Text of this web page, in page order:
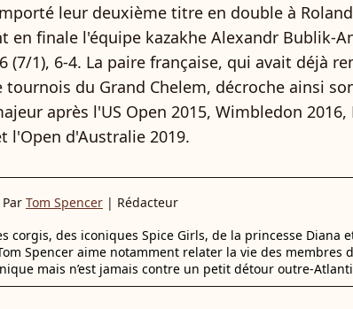
leur deuxième titre en double à
en finale l'équipe kazakhe Alexandr Bublik-
(7/1), 6-4. La paire française, qui avait déjà
tournois du Grand Chelem, décroche ainsi
après l'US Open 2015, Wimbledon 2016,
l'Open d'Australie 2019.
Par Tom Spencer | Rédacteur
corgis, des iconiques Spice Girls, de la princesse Diana
Spencer aime notamment relater la vie des membres
mais n’est jamais contre un petit détour outre-